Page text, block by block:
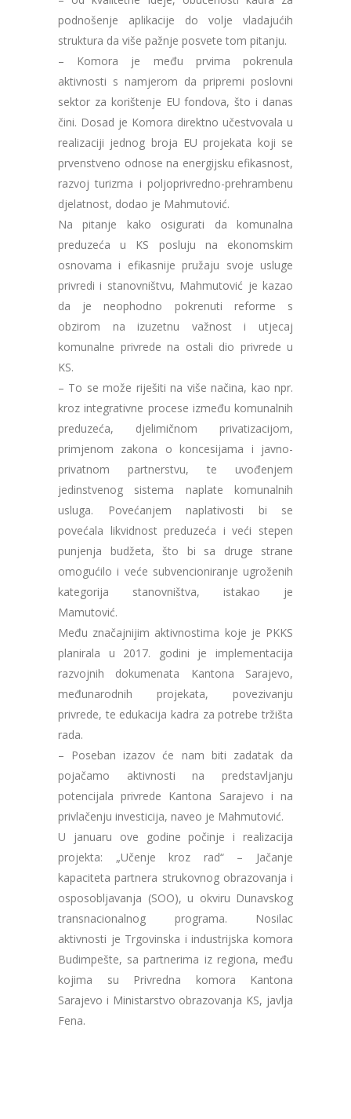
podnošenje aplikacije do volje vladajućih
struktura da više pažnje posvete tom pitanju.
– Komora je među prvima pokrenula
aktivnosti s namjerom da pripremi poslovni
sektor za korištenje EU fondova, što i danas
čini. Dosad je Komora direktno učestvovala u
realizaciji jednog broja EU projekata koji se
prvenstveno odnose na energijsku efikasnost,
razvoj turizma i poljoprivredno-prehrambenu
djelatnost, dodao je Mahmutović.
Na pitanje kako osigurati da komunalna
preduzeća u KS posluju na ekonomskim
osnovama i efikasnije pružaju svoje usluge
privredi i stanovništvu, Mahmutović je kazao
da je neophodno pokrenuti reforme s
obzirom na izuzetnu važnost i utjecaj
komunalne privrede na ostali dio privrede u
KS.
– To se može riješiti na više načina, kao npr.
kroz integrativne procese između komunalnih
preduzeća, djelimičnom privatizacijom,
primjenom zakona o koncesijama i javno-
privatnom partnerstvu, te uvođenjem
jedinstvenog sistema naplate komunalnih
usluga. Povećanjem naplativosti bi se
povećala likvidnost preduzeća i veći stepen
punjenja budžeta, što bi sa druge strane
omogućilo i veće subvencioniranje ugroženih
kategorija stanovništva, istakao je
Mamutović.
Među značajnijim aktivnostima koje je PKKS
planirala u 2017. godini je implementacija
razvojnih dokumenata Kantona Sarajevo,
međunarodnih projekata, povezivanju
privrede, te edukacija kadra za potrebe tržišta
rada.
– Poseban izazov će nam biti zadatak da
pojačamo aktivnosti na predstavljanju
potencijala privrede Kantona Sarajevo i na
privlačenju investicija, naveo je Mahmutović.
U januaru ove godine počinje i realizacija
projekta: „Učenje kroz rad“ – Jačanje
kapaciteta partnera strukovnog obrazovanja i
osposobljavanja (SOO), u okviru Dunavskog
transnacionalnog programa. Nosilac
aktivnosti je Trgovinska i industrijska komora
Budimpešte, sa partnerima iz regiona, među
kojima su Privredna komora Kantona
Sarajevo i Ministarstvo obrazovanja KS, javlja
Fena.